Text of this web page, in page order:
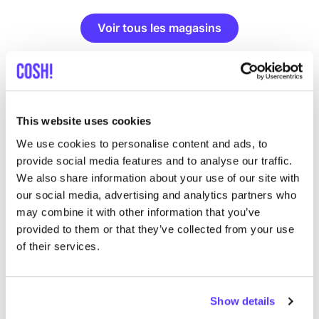
This website uses cookies
We use cookies to personalise content and ads, to
provide social media features and to analyse our traffic.
We also share information about your use of our site with
our social media, advertising and analytics partners who
may combine it with other information that you’ve
provided to them or that they’ve collected from your use
of their services.
Show details
Voir tous les magasins
List